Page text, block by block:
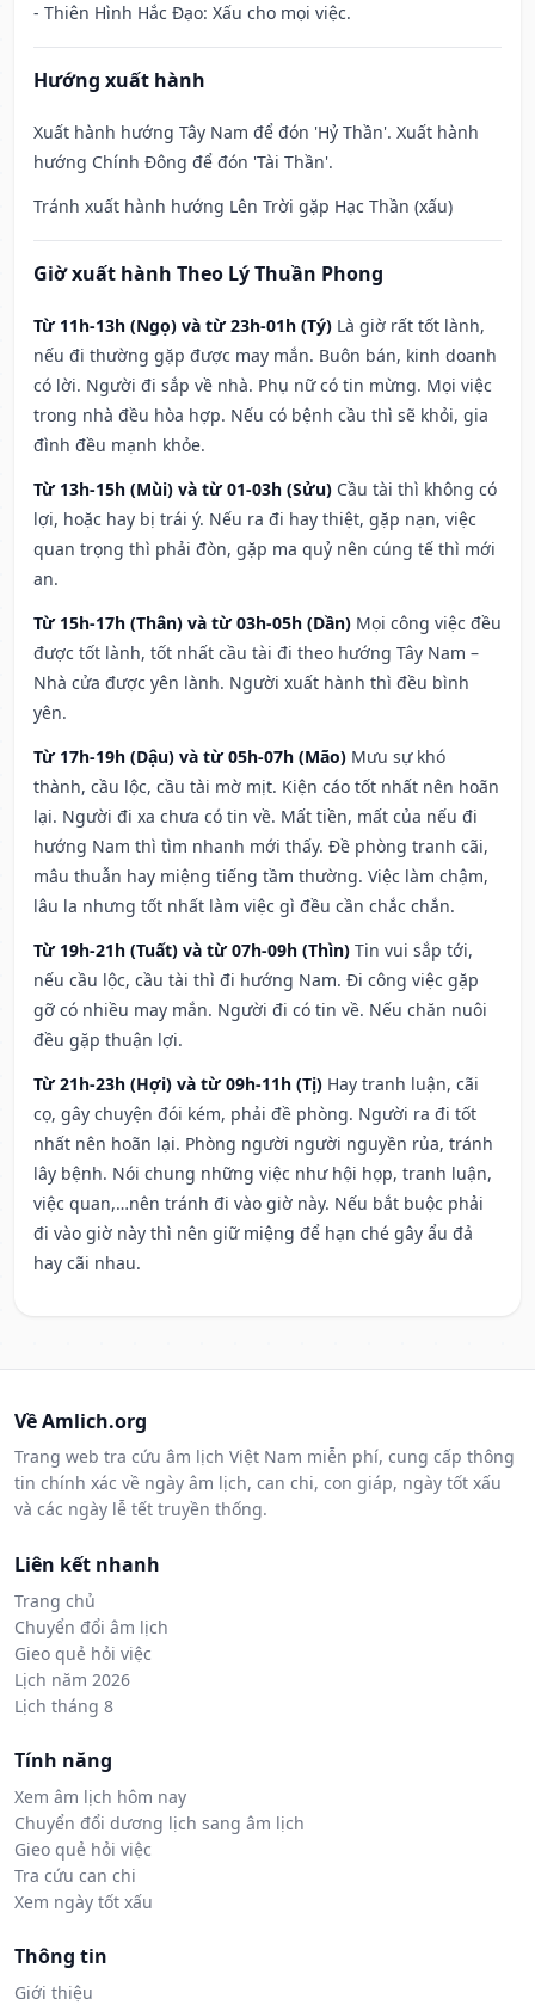
- Thiên Hình Hắc Đạo: Xấu cho mọi việc.
Hướng xuất hành
Xuất hành hướng Tây Nam để đón 'Hỷ Thần'. Xuất hành
hướng Chính Đông để đón 'Tài Thần'.
Tránh xuất hành hướng Lên Trời gặp Hạc Thần (xấu)
Giờ xuất hành Theo Lý Thuần Phong
Từ 11h-13h (Ngọ) và từ 23h-01h (Tý) Là giờ rất tốt lành,
nếu đi thường gặp được may mắn. Buôn bán, kinh doanh
có lời. Người đi sắp về nhà. Phụ nữ có tin mừng. Mọi việc
trong nhà đều hòa hợp. Nếu có bệnh cầu thì sẽ khỏi, gia
đình đều mạnh khỏe.
Từ 13h-15h (Mùi) và từ 01-03h (Sửu) Cầu tài thì không có
lợi, hoặc hay bị trái ý. Nếu ra đi hay thiệt, gặp nạn, việc
quan trọng thì phải đòn, gặp ma quỷ nên cúng tế thì mới
an.
Từ 15h-17h (Thân) và từ 03h-05h (Dần) Mọi công việc đều
được tốt lành, tốt nhất cầu tài đi theo hướng Tây Nam –
Nhà cửa được yên lành. Người xuất hành thì đều bình
yên.
Từ 17h-19h (Dậu) và từ 05h-07h (Mão) Mưu sự khó
thành, cầu lộc, cầu tài mờ mịt. Kiện cáo tốt nhất nên hoãn
lại. Người đi xa chưa có tin về. Mất tiền, mất của nếu đi
hướng Nam thì tìm nhanh mới thấy. Đề phòng tranh cãi,
mâu thuẫn hay miệng tiếng tầm thường. Việc làm chậm,
lâu la nhưng tốt nhất làm việc gì đều cần chắc chắn.
Từ 19h-21h (Tuất) và từ 07h-09h (Thìn) Tin vui sắp tới,
nếu cầu lộc, cầu tài thì đi hướng Nam. Đi công việc gặp
gỡ có nhiều may mắn. Người đi có tin về. Nếu chăn nuôi
đều gặp thuận lợi.
Từ 21h-23h (Hợi) và từ 09h-11h (Tị) Hay tranh luận, cãi
cọ, gây chuyện đói kém, phải đề phòng. Người ra đi tốt
nhất nên hoãn lại. Phòng người người nguyền rủa, tránh
lây bệnh. Nói chung những việc như hội họp, tranh luận,
việc quan,…nên tránh đi vào giờ này. Nếu bắt buộc phải
đi vào giờ này thì nên giữ miệng để hạn ché gây ẩu đả
hay cãi nhau.
Về Amlich.org
Trang web tra cứu âm lịch Việt Nam miễn phí, cung cấp thông
tin chính xác về ngày âm lịch, can chi, con giáp, ngày tốt xấu
và các ngày lễ tết truyền thống.
Liên kết nhanh
Trang chủ
Chuyển đổi âm lịch
Gieo quẻ hỏi việc
Lịch năm 2026
Lịch tháng 8
Tính năng
Xem âm lịch hôm nay
Chuyển đổi dương lịch sang âm lịch
Gieo quẻ hỏi việc
Tra cứu can chi
Xem ngày tốt xấu
Thông tin
Giới thiệu